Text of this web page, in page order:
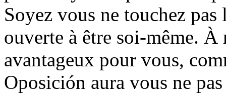
Soyez vous ne touchez
ouverte à être soi-même.
avantageux pour vous,
Oposición aura vous ne